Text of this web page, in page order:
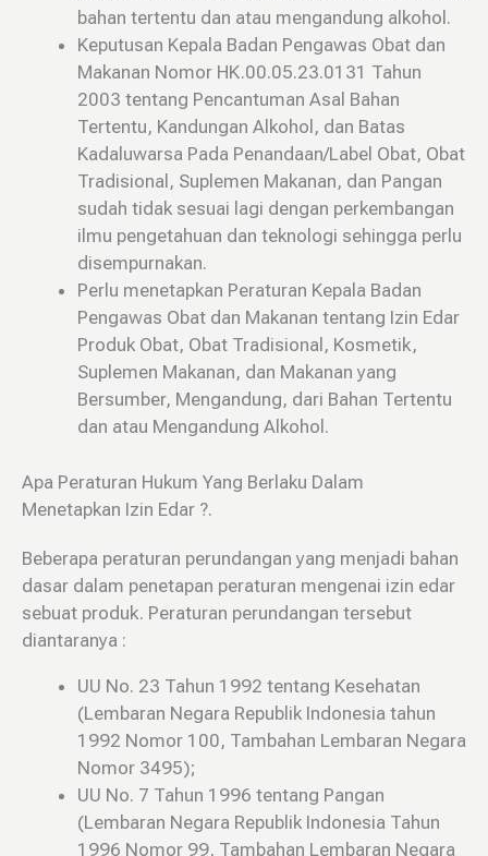
bahan tertentu dan atau mengandung alkohol.
Keputusan Kepala Badan Pengawas Obat dan
Makanan Nomor HK.00.05.23.0131 Tahun
2003 tentang Pencantuman Asal Bahan
Tertentu, Kandungan Alkohol, dan Batas
Kadaluwarsa Pada Penandaan/Label Obat, Obat
Tradisional, Suplemen Makanan, dan Pangan
sudah tidak sesuai lagi dengan perkembangan
ilmu pengetahuan dan teknologi sehingga perlu
disempurnakan.
Perlu menetapkan Peraturan Kepala Badan
Pengawas Obat dan Makanan tentang Izin Edar
Produk Obat, Obat Tradisional, Kosmetik,
Suplemen Makanan, dan Makanan yang
Bersumber, Mengandung, dari Bahan Tertentu
dan atau Mengandung Alkohol.
Apa Peraturan Hukum Yang Berlaku Dalam
Menetapkan Izin Edar ?.
Beberapa peraturan perundangan yang menjadi bahan
dasar dalam penetapan peraturan mengenai izin edar
sebuat produk. Peraturan perundangan tersebut
diantaranya :
UU No. 23 Tahun 1992 tentang Kesehatan
(Lembaran Negara Republik Indonesia tahun
1992 Nomor 100, Tambahan Lembaran Negara
Nomor 3495);
UU No. 7 Tahun 1996 tentang Pangan
(Lembaran Negara Republik Indonesia Tahun
1996 Nomor 99, Tambahan Lembaran Negara